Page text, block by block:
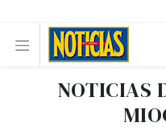
NOTICIAS